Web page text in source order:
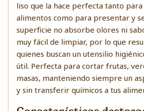
liso que la hace perfecta tanto
alimentos como para presentar y
superficie no absorbe olores ni
muy fácil de limpiar, por lo que
quienes buscan un utensilio
útil. Perfecta para cortar frutas,
masas, manteniendo siempre un
y sin transferir químicos a tus